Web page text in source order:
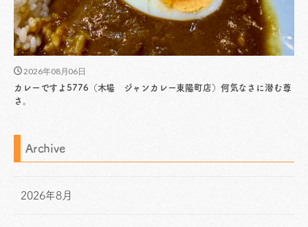
2026年08月06日
カレーですよ5776（木場 ジャンカレー東陽町店）何気なさに潜む尊
さ。
Archive
2026年8月